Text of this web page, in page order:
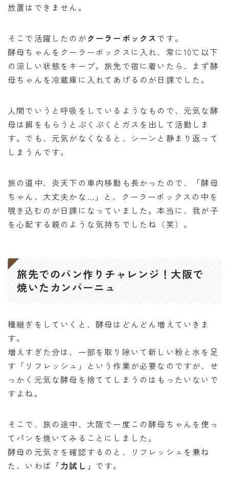
放置はできません。
そこで活躍したのがクーラーボックスです。
酵母ちゃんをクーラーボックスに入れ、常に10℃以下
の涼しい状態をキープ。旅先で宿に着いたら、まず酵
母ちゃんを冷蔵庫に入れてあげるのが日課でした。
人間でいうと呼吸をしているようなもので、元気な酵
母は餌をもらうとぷくぷくとガスを出して活動しま
す。でも、元気がなくなると、シーンと静まり返って
しまうんです。
旅の道中、炎天下の車内移動も長かったので、「酵母
ちゃん、大丈夫かな…」と、クーラーボックスの中を
覗き込むのが日課になっていました。本当に、我が子
を心配する親のような気持ちでしたね（笑）。
旅先でのパン作りチャレンジ！大阪で
焼いたカンパーニュ
種継ぎをしていくと、酵母はどんどん増えていきま
す。
増えすぎた分は、一部を取り除いて新しい粉と水を足
す「リフレッシュ」という作業が必要なのですが、せ
っかく元気な酵母を捨ててしまうのはもったいないで
すよね。
そこで、旅の途中、大阪で一度この酵母ちゃんを使っ
てパンを焼いてみることにしました。
酵母の元気さを確認するのと、リフレッシュを兼ね
た、いわば 「力試し」 です。